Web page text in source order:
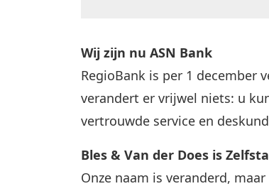
Wij zijn nu ASN Bank
RegioBank is per 1 december
verandert er vrijwel niets: u
vertrouwde service en
Bles & Van der Does is
Onze naam is veranderd,